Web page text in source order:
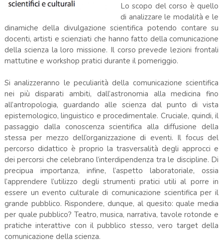
Lo scopo del corso è quello
di analizzare le modalità e le
dinamiche della divulgazione scientifica potendo contare su
docenti, artisti e scienziati che hanno fatto della comunicazione
della scienza la loro missione. Il corso prevede lezioni frontali
mattutine e workshop pratici durante il pomeriggio.
Si analizzeranno le peculiarità della comunicazione scientifica
nei più disparati ambiti, dall’astronomia alla medicina fino
all’antropologia, guardando alle scienza dal punto di vista
epistemologico, linguistico e procedimentale. Cruciale, quindi, il
passaggio dalla conoscenza scientifica alla diffusione della
stessa per mezzo dell’organizzazione di eventi. Il focus del
percorso didattico è proprio la trasversalità degli approcci e
dei percorsi che celebrano l’interdipendenza tra le discipline. Di
precipua importanza, infine, l’aspetto laboratoriale, ossia
l’apprendere l’utilizzo degli strumenti pratici utili al porre in
essere un evento culturale di comunicazione scientifica per il
grande pubblico. Rispondere, dunque, al quesito: quale media
per quale pubblico? Teatro, musica, narrativa, tavole rotonde e
pratiche interattive con il pubblico stesso, vero target della
comunicazione della scienza.